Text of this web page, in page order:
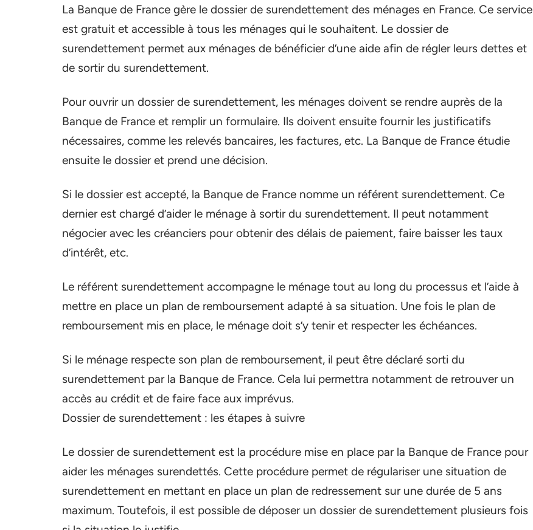
La Banque de France gère le dossier de surendettement des ménages en France. Ce service
est gratuit et accessible à tous les ménages qui le souhaitent. Le dossier de
surendettement permet aux ménages de bénéficier d’une aide afin de régler leurs dettes et
de sortir du surendettement.
Pour ouvrir un dossier de surendettement, les ménages doivent se rendre auprès de la
Banque de France et remplir un formulaire. Ils doivent ensuite fournir les justificatifs
nécessaires, comme les relevés bancaires, les factures, etc. La Banque de France étudie
ensuite le dossier et prend une décision.
Si le dossier est accepté, la Banque de France nomme un référent surendettement. Ce
dernier est chargé d’aider le ménage à sortir du surendettement. Il peut notamment
négocier avec les créanciers pour obtenir des délais de paiement, faire baisser les taux
d’intérêt, etc.
Le référent surendettement accompagne le ménage tout au long du processus et l’aide à
mettre en place un plan de remboursement adapté à sa situation. Une fois le plan de
remboursement mis en place, le ménage doit s’y tenir et respecter les échéances.
Si le ménage respecte son plan de remboursement, il peut être déclaré sorti du
surendettement par la Banque de France. Cela lui permettra notamment de retrouver un
accès au crédit et de faire face aux imprévus.
Dossier de surendettement : les étapes à suivre
Le dossier de surendettement est la procédure mise en place par la Banque de France pour
aider les ménages surendettés. Cette procédure permet de régulariser une situation de
surendettement en mettant en place un plan de redressement sur une durée de 5 ans
maximum. Toutefois, il est possible de déposer un dossier de surendettement plusieurs fois